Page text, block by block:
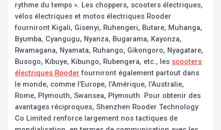
rythme du temps ». Les choppers, scooters électriques,
vélos électriques et motos électriques Rooder
fourniront Kigali, Gisenyi, Ruhengeri, Butare, Muhanga,
Byumba, Cyangugu, Nyanza, Bugarama, Kayonza,
Rwamagana, Nyamata, Ruhango, Gikongoro, Nyagatare,
Busogo, Kibuye, Kibungo, Rubengera, etc., les scooters
électriques Rooder fourniront également partout dans
le monde, comme l’Europe, l’Amérique, l’Australie,
Rome, Plymouth, Swansea, Plymouth. Pour obtenir des
avantages réciproques, Shenzhen Rooder Technology
Co Limited renforce largement nos tactiques de